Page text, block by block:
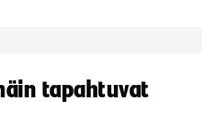
tapahtuvat